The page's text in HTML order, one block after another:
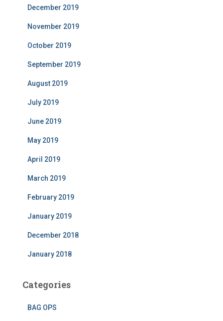
December 2019
November 2019
October 2019
September 2019
August 2019
July 2019
June 2019
May 2019
April 2019
March 2019
February 2019
January 2019
December 2018
January 2018
Categories
BAG OPS